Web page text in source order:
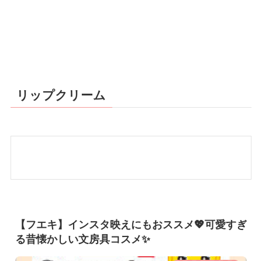
リップクリーム
【フエキ】インスタ映えにもおススメ💖可愛すぎ
る昔懐かしい文房具コスメ✨